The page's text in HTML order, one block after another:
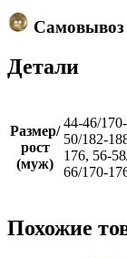
Самовывоз
Детали
Размер/
рост
(муж)
44-46/
50/182-
176, 56-
66/170-
Похожие